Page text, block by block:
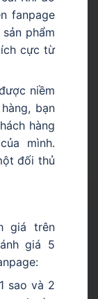
fanpage
phẩm
cực từ
niềm
bạn
hàng
mình.
đối thủ
giá trên
giá 5
sao và 2